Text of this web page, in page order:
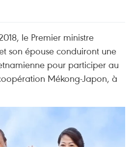
le Premier ministre
son épouse conduiront une
pour participer au
Mékong-Japon, à